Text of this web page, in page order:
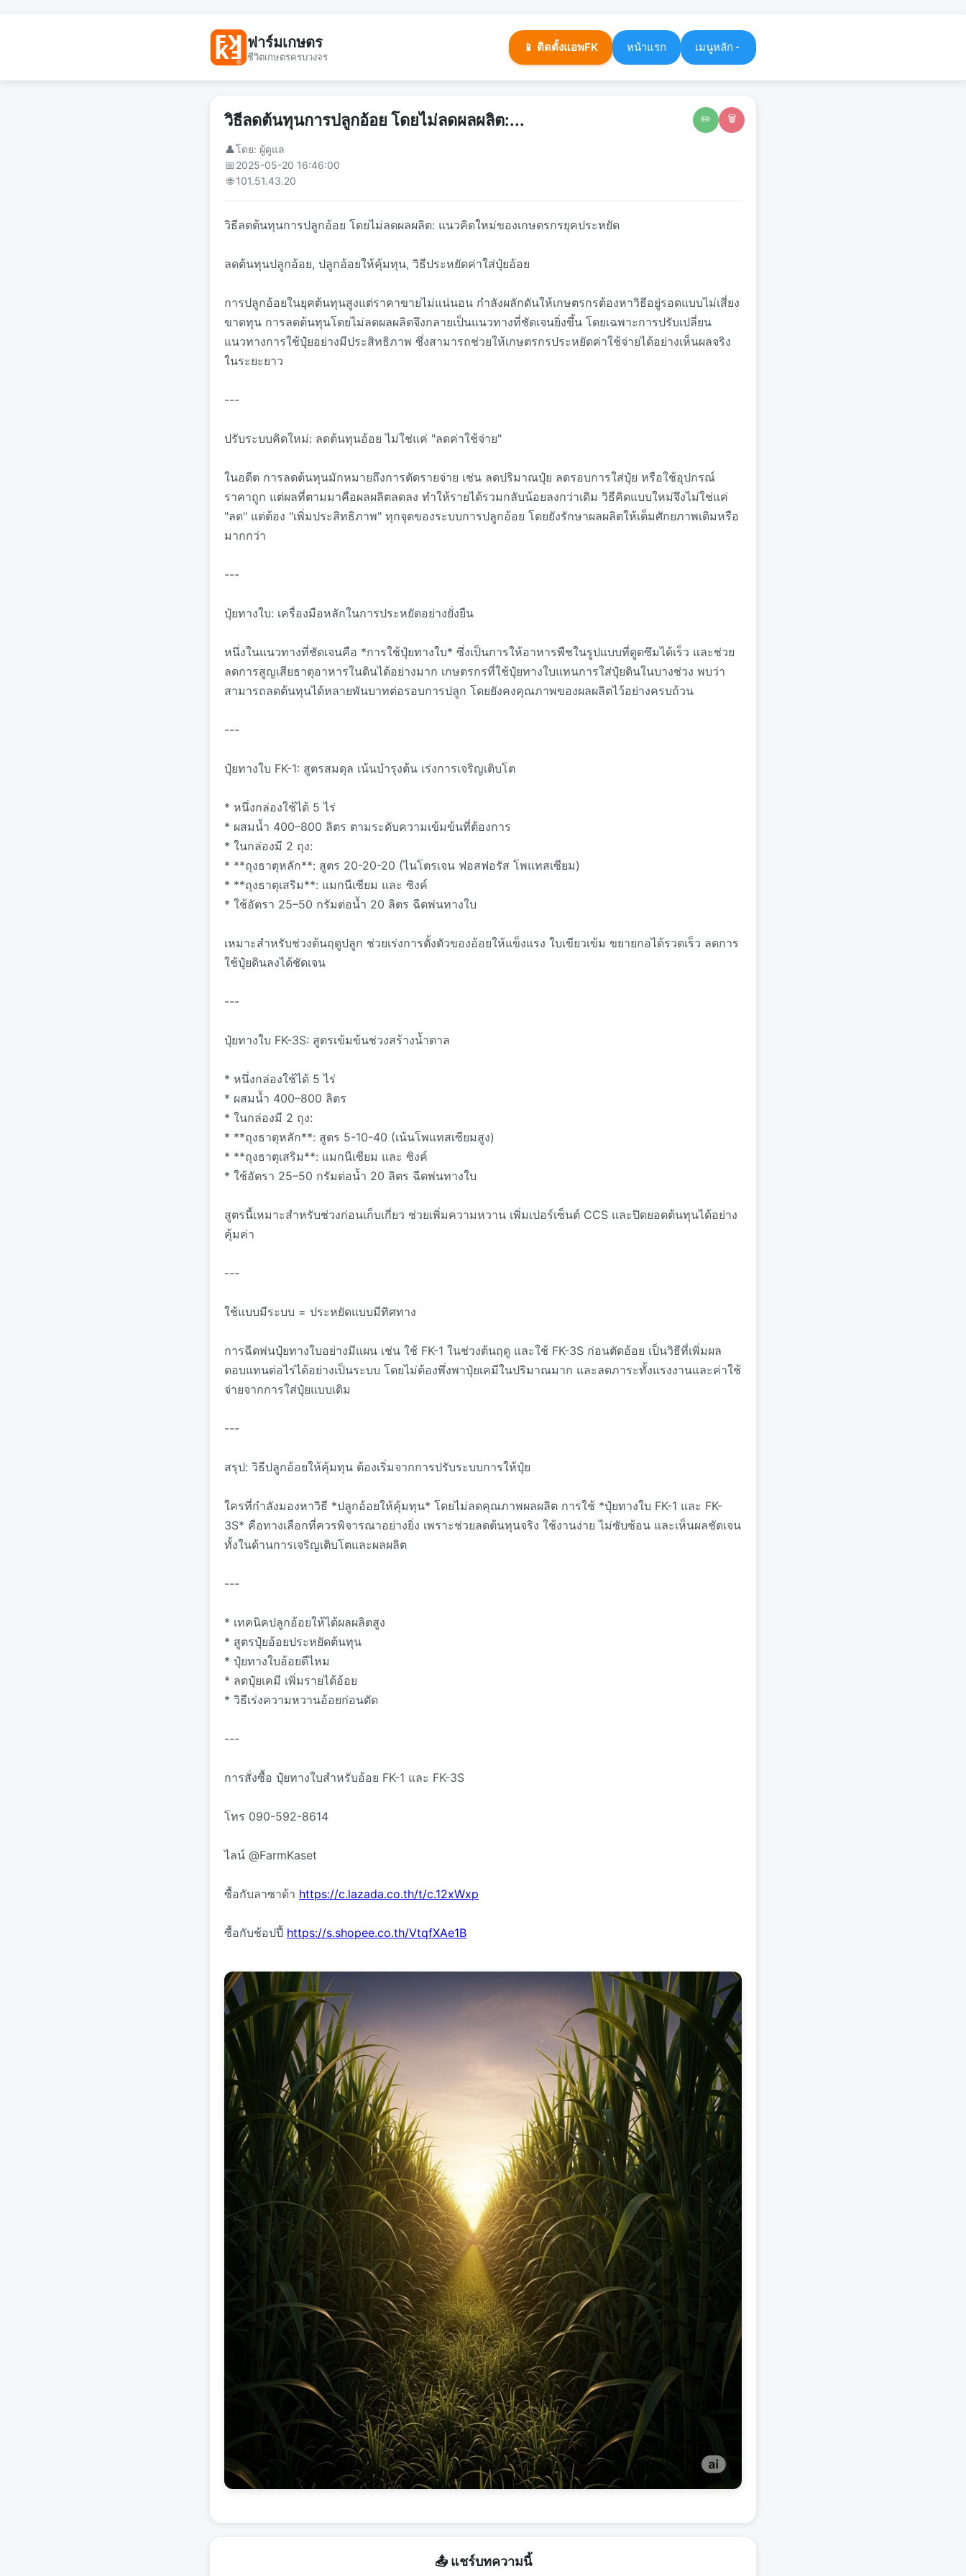
ฟาร์มเกษตร
ชีวิตเกษตรครบวงจร
📱 ติดตั้งแอพFK หน้าแรก เมนูหลัก
✏️ 🗑️
วิธีลดต้นทุนการปลูกอ้อย โดยไม่ลดผลผลิต:...
👤โดย: ผู้ดูแล
📅2025-05-20 16:46:00
🌐 101.51.43.20
วิธีลดต้นทุนการปลูกอ้อย โดยไม่ลดผลผลิต: แนวคิดใหม่ของเกษตรกรยุคประหยัด
ลดต้นทุนปลูกอ้อย, ปลูกอ้อยให้คุ้มทุน, วิธีประหยัดค่าใส่ปุ๋ยอ้อย
การปลูกอ้อยในยุคต้นทุนสูงแต่ราคาขายไม่แน่นอน กำลังผลักดันให้เกษตรกรต้องหาวิธีอยู่รอดแบบไม่เสี่ยง
ขาดทุน การลดต้นทุนโดยไม่ลดผลผลิตจึงกลายเป็นแนวทางที่ชัดเจนยิ่งขึ้น โดยเฉพาะการปรับเปลี่ยน
แนวทางการใช้ปุ๋ยอย่างมีประสิทธิภาพ ซึ่งสามารถช่วยให้เกษตรกรประหยัดค่าใช้จ่ายได้อย่างเห็นผลจริง
ในระยะยาว
---
ปรับระบบคิดใหม่: ลดต้นทุนอ้อย ไม่ใช่แค่ "ลดค่าใช้จ่าย"
ในอดีต การลดต้นทุนมักหมายถึงการตัดรายจ่าย เช่น ลดปริมาณปุ๋ย ลดรอบการใส่ปุ๋ย หรือใช้อุปกรณ์
ราคาถูก แต่ผลที่ตามมาคือผลผลิตลดลง ทำให้รายได้รวมกลับน้อยลงกว่าเดิม วิธีคิดแบบใหม่จึงไม่ใช่แค่
"ลด" แต่ต้อง "เพิ่มประสิทธิภาพ" ทุกจุดของระบบการปลูกอ้อย โดยยังรักษาผลผลิตให้เต็มศักยภาพเดิมหรือ
มากกว่า
---
ปุ๋ยทางใบ: เครื่องมือหลักในการประหยัดอย่างยั่งยืน
หนึ่งในแนวทางที่ชัดเจนคือ *การใช้ปุ๋ยทางใบ* ซึ่งเป็นการให้อาหารพืชในรูปแบบที่ดูดซึมได้เร็ว และช่วย
ลดการสูญเสียธาตุอาหารในดินได้อย่างมาก เกษตรกรที่ใช้ปุ๋ยทางใบแทนการใส่ปุ๋ยดินในบางช่วง พบว่า
สามารถลดต้นทุนได้หลายพันบาทต่อรอบการปลูก โดยยังคงคุณภาพของผลผลิตไว้อย่างครบถ้วน
---
ปุ๋ยทางใบ FK-1: สูตรสมดุล เน้นบำรุงต้น เร่งการเจริญเติบโต
* หนึ่งกล่องใช้ได้ 5 ไร่
* ผสมน้ำ 400–800 ลิตร ตามระดับความเข้มข้นที่ต้องการ
* ในกล่องมี 2 ถุง:
* **ถุงธาตุหลัก**: สูตร 20-20-20 (ไนโตรเจน ฟอสฟอรัส โพแทสเซียม)
* **ถุงธาตุเสริม**: แมกนีเซียม และ ซิงค์
* ใช้อัตรา 25–50 กรัมต่อน้ำ 20 ลิตร ฉีดพ่นทางใบ
เหมาะสำหรับช่วงต้นฤดูปลูก ช่วยเร่งการตั้งตัวของอ้อยให้แข็งแรง ใบเขียวเข้ม ขยายกอได้รวดเร็ว ลดการ
ใช้ปุ๋ยดินลงได้ชัดเจน
---
ปุ๋ยทางใบ FK-3S: สูตรเข้มข้นช่วงสร้างน้ำตาล
* หนึ่งกล่องใช้ได้ 5 ไร่
* ผสมน้ำ 400–800 ลิตร
* ในกล่องมี 2 ถุง:
* **ถุงธาตุหลัก**: สูตร 5-10-40 (เน้นโพแทสเซียมสูง)
* **ถุงธาตุเสริม**: แมกนีเซียม และ ซิงค์
* ใช้อัตรา 25–50 กรัมต่อน้ำ 20 ลิตร ฉีดพ่นทางใบ
สูตรนี้เหมาะสำหรับช่วงก่อนเก็บเกี่ยว ช่วยเพิ่มความหวาน เพิ่มเปอร์เซ็นต์ CCS และปิดยอดต้นทุนได้อย่าง
คุ้มค่า
---
ใช้แบบมีระบบ = ประหยัดแบบมีทิศทาง
การฉีดพ่นปุ๋ยทางใบอย่างมีแผน เช่น ใช้ FK-1 ในช่วงต้นฤดู และใช้ FK-3S ก่อนตัดอ้อย เป็นวิธีที่เพิ่มผล
ตอบแทนต่อไร่ได้อย่างเป็นระบบ โดยไม่ต้องพึ่งพาปุ๋ยเคมีในปริมาณมาก และลดภาระทั้งแรงงานและค่าใช้
จ่ายจากการใส่ปุ๋ยแบบเดิม
---
สรุป: วิธีปลูกอ้อยให้คุ้มทุน ต้องเริ่มจากการปรับระบบการให้ปุ๋ย
ใครที่กำลังมองหาวิธี *ปลูกอ้อยให้คุ้มทุน* โดยไม่ลดคุณภาพผลผลิต การใช้ *ปุ๋ยทางใบ FK-1 และ FK-
3S* คือทางเลือกที่ควรพิจารณาอย่างยิ่ง เพราะช่วยลดต้นทุนจริง ใช้งานง่าย ไม่ซับซ้อน และเห็นผลชัดเจน
ทั้งในด้านการเจริญเติบโตและผลผลิต
---
* เทคนิคปลูกอ้อยให้ได้ผลผลิตสูง
* สูตรปุ๋ยอ้อยประหยัดต้นทุน
* ปุ๋ยทางใบอ้อยดีไหม
* ลดปุ๋ยเคมี เพิ่มรายได้อ้อย
* วิธีเร่งความหวานอ้อยก่อนตัด
---
การสั่งซื้อ ปุ๋ยทางใบสำหรับอ้อย FK-1 และ FK-3S
โทร 090-592-8614
ไลน์ @FarmKaset
ซื้อกับลาซาด้า https://c.lazada.co.th/t/c.12xWxp
ซื้อกับช้อปปี้ https://s.shopee.co.th/VtqfXAe1B
📤 แชร์บทความนี้